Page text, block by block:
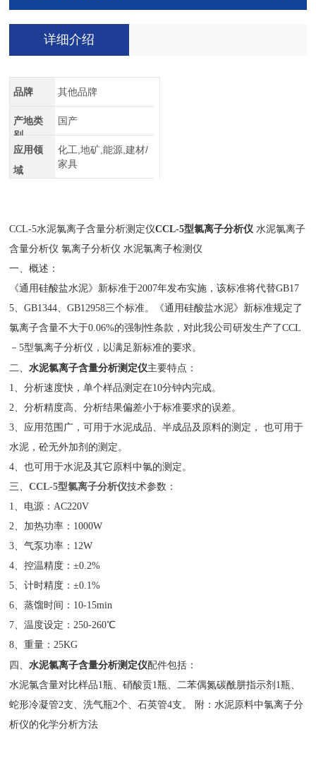
详细介绍
品牌 其他品牌
产地类
别
国产
应用领
域
化工,地矿,能源,建材/
家具
CCL-5水泥氯离子含量分析测定仪CCL-5型氯离子分析仪 水泥氯离子
含量分析仪 氯离子分析仪 水泥氯离子检测仪
一、概述：
《通用硅酸盐水泥》新标准于2007年发布实施，该标准将代替GB17
5、GB1344、GB12958三个标准。《通用硅酸盐水泥》新标准规定了
氯离子含量不大于0.06%的强制性条款，对此我公司研发生产了CCL
－5型氯离子分析仪，以满足新标准的要求。
二、水泥氯离子含量分析测定仪主要特点：
1、分析速度快，单个样品测定在10分钟内完成。
2、分析精度高、分析结果偏差小于标准要求的误差。
3、应用范围广，可用于水泥成品、半成品及原料的测定， 也可用于
水泥，砼无外加剂的测定。
4、也可用于水泥及其它原料中氯的测定。
三、CCL-5型氯离子分析仪技术参数：
1、电源：AC220V
2、加热功率：1000W
3、气泵功率：12W
4、控温精度：±0.2%
5、计时精度：±0.1%
6、蒸馏时间：10-15min
7、温度设定：250-260℃
8、重量：25KG
四、水泥氯离子含量分析测定仪配件包括：
水泥氯含量对比样品1瓶、硝酸贡1瓶、二苯偶氮碳酰肼指示剂1瓶、
蛇形冷凝管2支、洗气瓶2个、石英管4支。 附：水泥原料中氯离子分
析仪的化学分析方法